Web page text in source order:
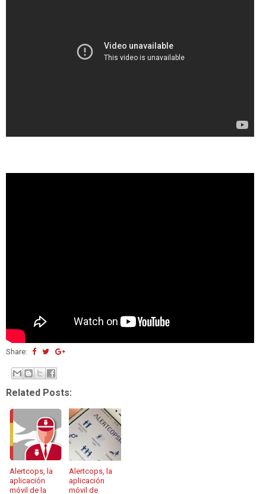
Share:
Related Posts:
Alertcops, la
aplicación
móvil de la
Alertcops, la
aplicación
móvil de